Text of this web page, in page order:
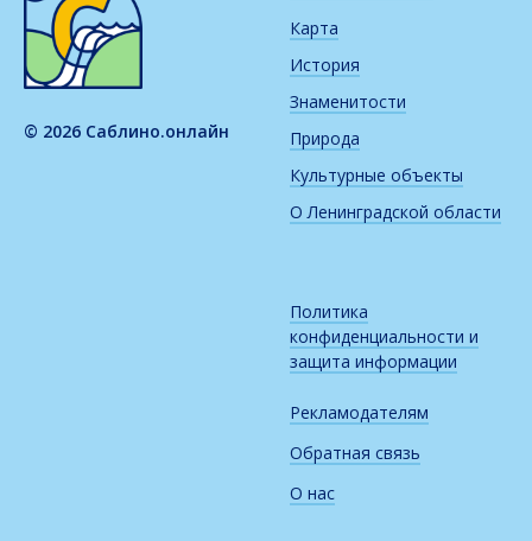
© 2026 Саблино.онлайн
Карта
История
Знаменитости
Природа
Культурные объекты
О Ленинградской области
Политика
конфиденциальности и
защита информации
Рекламодателям
Обратная связь
О нас